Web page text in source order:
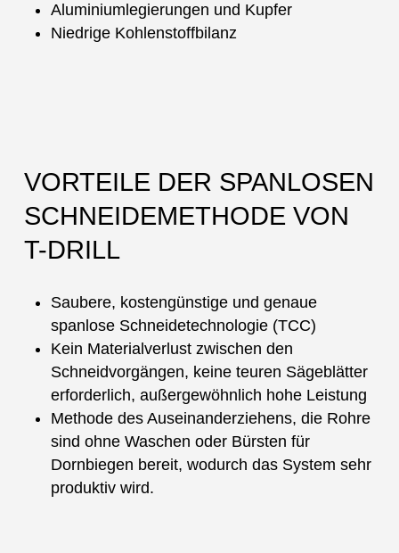
Aluminiumlegierungen und Kupfer
Niedrige Kohlenstoffbilanz
VORTEILE DER SPANLOSEN
SCHNEIDEMETHODE VON
T-DRILL
Saubere, kostengünstige und genaue
spanlose Schneidetechnologie (TCC)
Kein Materialverlust zwischen den
Schneidvorgängen, keine teuren Sägeblätter
erforderlich, außergewöhnlich hohe Leistung
Methode des Auseinanderziehens, die Rohre
sind ohne Waschen oder Bürsten für
Dornbiegen bereit, wodurch das System sehr
produktiv wird.